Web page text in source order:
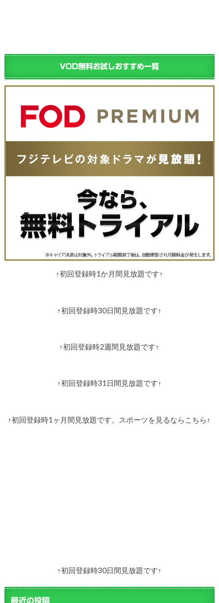
VOD無料お試しおすすめ一覧
↑初回登録時1か月間見放題です↑
↑初回登録時30日間見放題です↑
↑初回登録時2週間見放題です↑
↑初回登録時31日間見放題です↑
↑初回登録時1ヶ月間見放題です。スポーツを見るならこちら↑
↑初回登録時30日間見放題です↑
最近の投稿